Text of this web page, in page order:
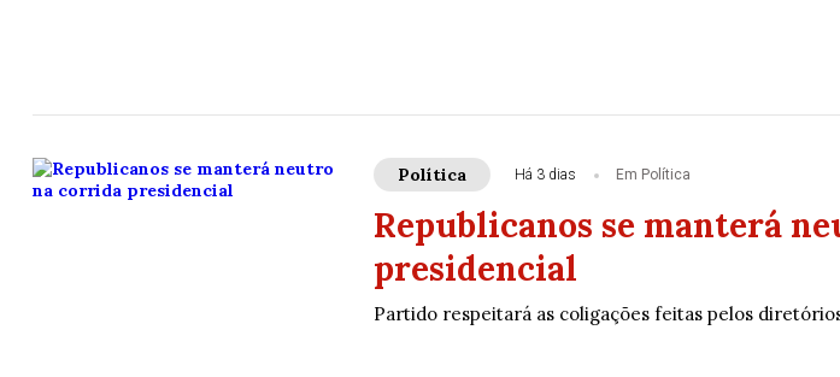
Política Há 3 dias Em Política
Republicanos se manterá
presidencial
Partido respeitará as coligações feitas pelos